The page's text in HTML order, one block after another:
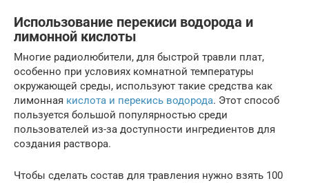
Использование перекиси водорода и
лимонной кислоты
Многие радиолюбители, для быстрой травли плат,
особенно при условиях комнатной температуры
окружающей среды, используют такие средства как
лимонная кислота и перекись водорода. Этот способ
пользуется большой популярностью среди
пользователей из-за доступности ингредиентов для
создания раствора.
Чтобы сделать состав для травления нужно взять 100